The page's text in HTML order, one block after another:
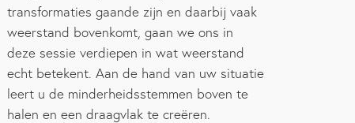
transformaties gaande zijn en daarbij vaak
weerstand bovenkomt, gaan we ons in
deze sessie verdiepen in wat weerstand
echt betekent. Aan de hand van uw situatie
leert u de minderheidsstemmen boven te
halen en een draagvlak te creëren.